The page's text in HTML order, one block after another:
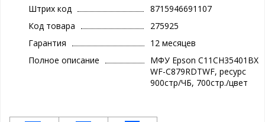
Штрих код
8715946691107
Код товара
275925
Гарантия
12 месяцев
Полное описание
МФУ Epson C11CH35401BX
WF-C879RDTWF, ресурс
900стр/ЧБ, 700стр./цвет